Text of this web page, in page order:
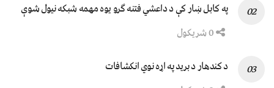
په کابل ښار کې د داعشي فتنه ګرو يوه مهمه شبکه نيول شوې
د کندهار د برید په اړه نوي انکشافات